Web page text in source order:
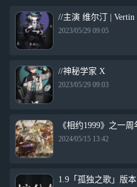
//主演 维尔汀 | Vertin
2023/05/29 09:05
//神秘学家 X
2023/05/29 09:03
《相约1999》之一
2024/05/15 13:42
1.9「孤独之歌」版